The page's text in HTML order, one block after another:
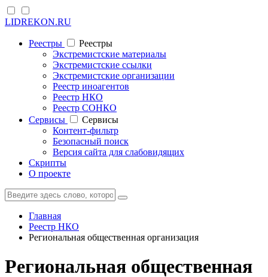
LIDREKON.RU
Реестры
Реестры
Экстремистские материалы
Экстремистские ссылки
Экстремистские организации
Реестр иноагентов
Реестр НКО
Реестр СОНКО
Cервисы
Cервисы
Контент-фильтр
Безопасный поиск
Версия сайта для слабовидящих
Скрипты
О проекте
Главная
Реестр НКО
Региональная общественная организация
Региональная общественная